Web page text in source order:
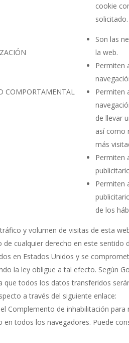
cookie
solicitado.
COMPORTAMENTAL
Son las
la web.
Permiten
Permiten
de llevar
así como
más
Permiten
Permiten
de los
y volumen de visitas de esta
cualquier derecho en este sentido
en Estados Unidos y se
la ley obligue a tal efecto. Según
que todos los datos transferidos
a través del siguiente enlace:
Complemento de inhabilitación
todos los navegadores. Puede